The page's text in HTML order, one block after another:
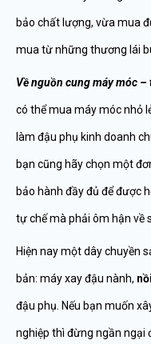
bảo chất lượng, vừa mua
mua từ những thương lái
Về nguồn cung máy móc
có thể mua máy móc nhỏ
làm đậu phụ kinh doanh
bạn cũng hãy chọn một
bảo hành đầy đủ để được
tự chế mà phải ôm hận về
Hiện nay một dây chuyền
bản: máy xay đậu nành,
đậu phụ. Nếu bạn muốn
nghiệp thì đừng ngần ngại